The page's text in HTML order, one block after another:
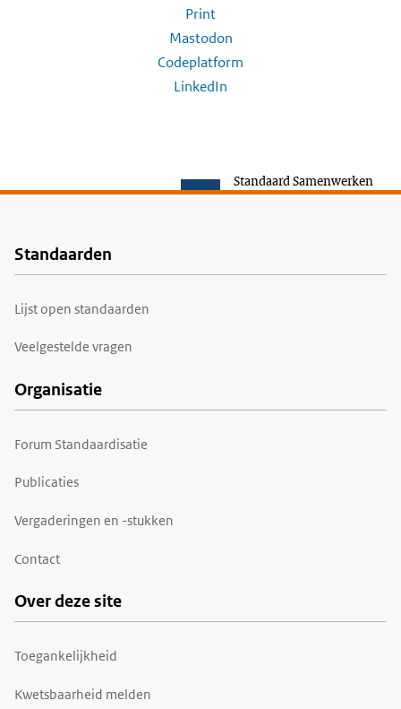
Print
Mastodon
Codeplatform
LinkedIn
Standaard Samenwerken
Voet
Standaarden
Lijst open standaarden
Veelgestelde vragen
Organisatie
Forum Standaardisatie
Publicaties
Vergaderingen en -stukken
Contact
Over deze site
Toegankelijkheid
Kwetsbaarheid melden